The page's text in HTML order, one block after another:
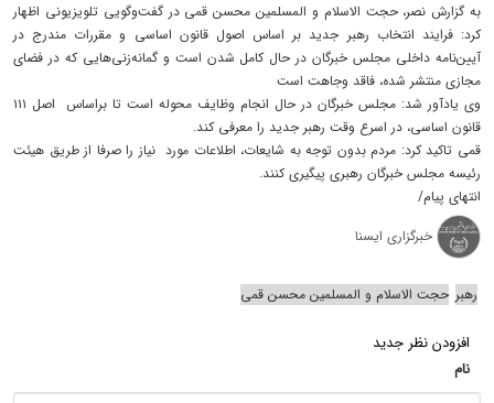
به گزارش نصر، حجت‌ الاسلام و المسلمین محسن قمی در گفت‌وگویی تلویزیونی اظهار
کرد: فرایند انتخاب رهبر جدید بر اساس اصول قانون اساسی و مقررات مندرج در
آیین‌نامه داخلی مجلس خبرگان در حال کامل شدن است و گمانه‌زنی‌هایی که در فضای
مجازی منتشر شده، فاقد وجاهت است
وی یادآور شد: مجلس خبرگان در حال انجام وظایف محوله است تا براساس اصل ۱۱۱
قانون اساسی، در اسرع وقت رهبر جدید را معرفی کند.
قمی تاکید کرد: مردم بدون توجه به شایعات، اطلاعات مورد نیاز را صرفا از طریق هیئت
رئیسه مجلس خبرگان رهبری پیگیری کنند.
انتهای پیام/
خبرگزاری ایسنا
رهبر حجت‌ الاسلام و المسلمین محسن قمی
افزودن نظر جدید
نام